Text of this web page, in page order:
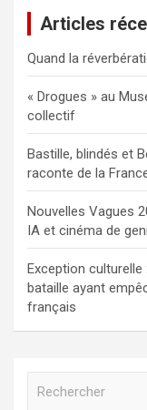
Articles
Quand la
« Drogues » au
collectif
Bastille, blindés et
raconte de la
Nouvelles Vagues
IA et cinéma de
Exception
bataille ayant
français